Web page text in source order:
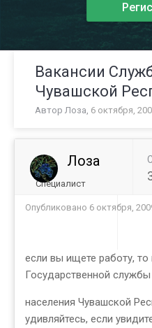
Вакансии
Чувашской
Автор Лоза, 6 октября,
Лоза
Специалист
Опубликовано 6 октября,
если вы ищете работу,
Государственной службы
населения Чувашской
удивляйтесь, если